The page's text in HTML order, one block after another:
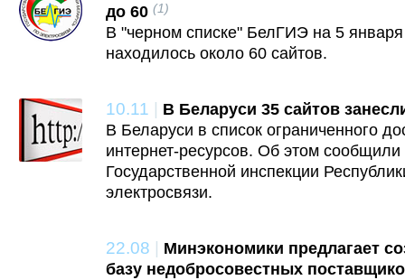
до 60 (1)
В "черном списке" БелГИЭ на 5
находилось около 60 сайтов.
10.11 | В Беларуси 35 сайтов
В Беларуси в список ограниченного
интернет-ресурсов. Об этом
Государственной инспекции
электросвязи.
22.08 | Минэкономики предлагает
базу недобросовестных